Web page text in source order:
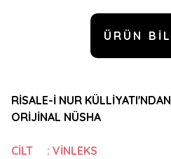
ÜRÜN
RİSALE-İ NUR
ORİJİNAL NÜSHA
CİLT : VİNLEKS